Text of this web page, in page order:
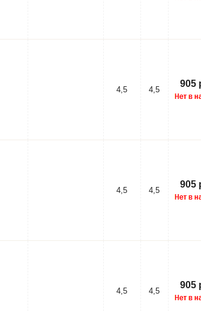
4,5 4,5
905
4,5 4,5
905
4,5 4,5
905